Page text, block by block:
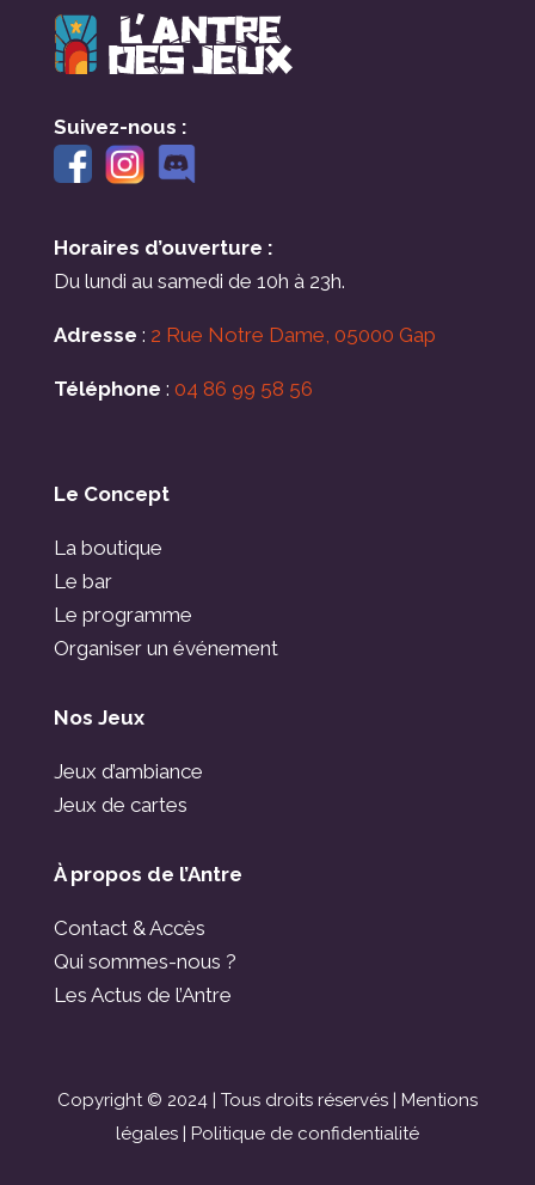
Suivez-nous :
Horaires d’ouverture :
Du lundi au samedi de 10h à 23h.
Adresse : 2 Rue Notre Dame, 05000 Gap
Téléphone : 04 86 99 58 56
Le Concept
La boutique
Le bar
Le programme
Organiser un événement
Nos Jeux
Jeux d’ambiance
Jeux de cartes
À propos de l’Antre
Contact & Accès
Qui sommes-nous ?
Les Actus de l’Antre
Copyright © 2024 | Tous droits réservés | Mentions
légales| Politique de confidentialité